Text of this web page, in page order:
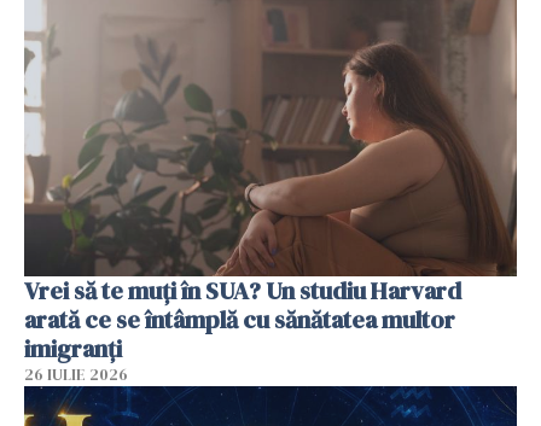
Vrei să te muți în SUA? Un studiu Harvard
arată ce se întâmplă cu sănătatea multor
imigranți
26 IULIE 2026